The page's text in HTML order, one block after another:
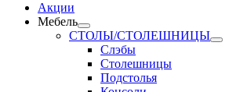
Акции
Мебель
СТОЛЫ/СТОЛЕШНИЦЫ
Слэбы
Столешницы
Подстолья